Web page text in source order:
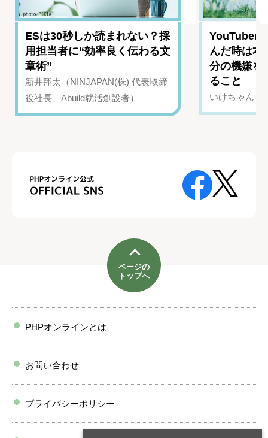
ESは30秒しか読まれない？採
用担当者に“効率良く伝わる文
章術”
新井翔太（NINJAPAN(株) 代表取締
役社長、Abuild就活創設者）
YouTuber
んだ時は
分の機嫌を
ること
いけちゃん（
ページの
トップへ
PHPオンラインとは
お問い合わせ
プライバシーポリシー